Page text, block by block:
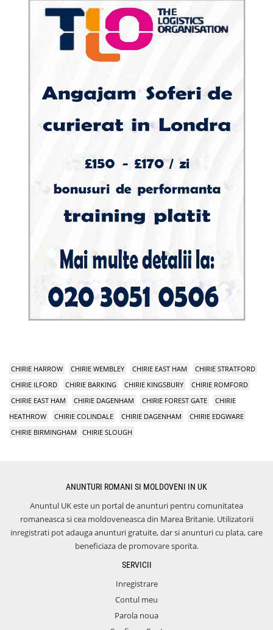
CHIRIE HARROW CHIRIE WEMBLEY CHIRIE EAST HAM
CHIRIE STRATFORD
CHIRIE ILFORD
CHIRIE BARKING CHIRIE KINGSBURY
CHIRIE ROMFORD
CHIRIE EAST HAM
CHIRIE DAGENHAM CHIRIE FOREST GATE
CHIRIE
HEATHROW
CHIRIE COLINDALE CHIRIE DAGENHAM
CHIRIE EDGWARE
CHIRIE BIRMINGHAM
CHIRIE SLOUGH
ANUNTURI ROMANI SI MOLDOVENI IN UK
Anuntul UK este un portal de anunturi pentru comunitatea
romaneasca si cea moldoveneasca din Marea Britanie. Utilizatorii
inregistrati pot adauga anunturi gratuite, dar si anunturi cu plata, care
beneficiaza de promovare sporita.
SERVICII
Inregistrare
Contul meu
Parola noua